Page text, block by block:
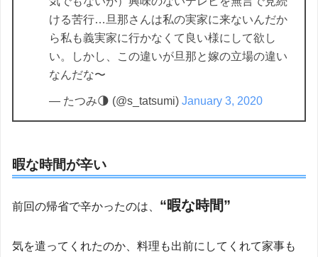
ける苦行…旦那さんは私の実家に来ないんだか
ら私も義実家に行かなくて良い様にして欲し
い。しかし、この違いが旦那と嫁の立場の違い
なんだな〜
— たつみ🌗 (@s_tatsumi) January 3, 2020
暇な時間が辛い
前回の帰省で辛かったのは、 “暇な時間”
気を遣ってくれたのか、料理も出前にしてくれて家事も